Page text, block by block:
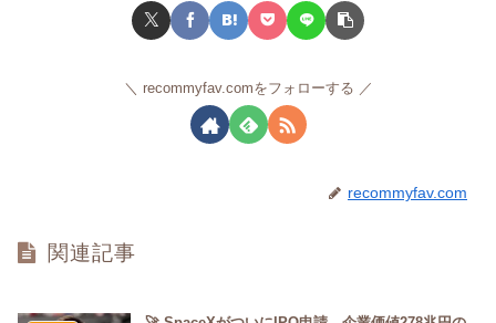
recommyfav.comをフォローする
recommyfav.com
関連記事